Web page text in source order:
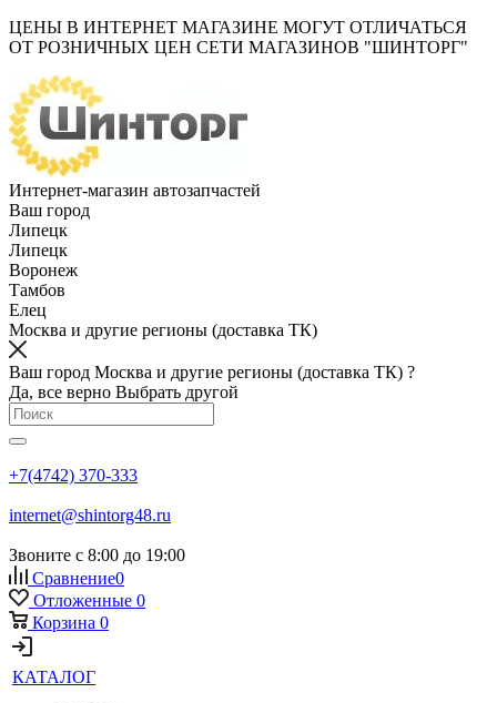
ЦЕНЫ В ИНТЕРНЕТ МАГАЗИНЕ МОГУТ ОТЛИЧАТЬСЯ
ОТ РОЗНИЧНЫХ ЦЕН СЕТИ МАГАЗИНОВ "ШИНТОРГ"
Интернет-магазин автозапчастей
Ваш город
Липецк
Липецк
Воронеж
Тамбов
Елец
Москва и другие регионы (доставка ТК)
Ваш город Москва и другие регионы (доставка ТК) ?
Да, все верно Выбрать другой
+7(4742) 370-333
internet@shintorg48.ru
Звоните с 8:00 до 19:00
Сравнение0
Отложенные 0
Корзина 0
КАТАЛОГ